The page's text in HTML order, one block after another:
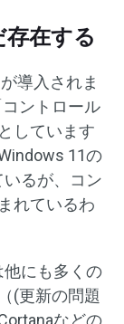
在する
導入されま
ントロール
しています
11の
るが、コン
れているわ
にも多くの
(更新の問題
などの